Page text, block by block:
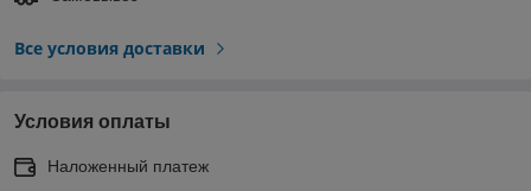
Все условия доставки
Условия оплаты
Наложенный платеж